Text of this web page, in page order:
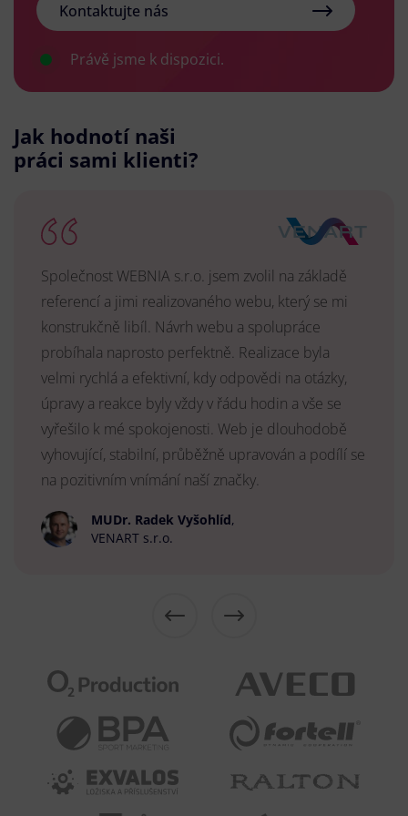
Kontaktujte nás
Právě jsme k dispozici.
Jak hodnotí naši
práci sami klienti?
Společnost WEBNIA s.r.o. jsem zvolil na základě
referencí a jimi realizovaného webu, který se mi
konstrukčně libíl. Návrh webu a spolupráce
probíhala naprosto perfektně. Realizace byla
velmi rychlá a efektivní, kdy odpovědi na otázky,
úpravy a reakce byly vždy v řádu hodin a vše se
vyřešilo k mé spokojenosti. Web je dlouhodobě
vyhovující, stabilní, průběžně upravován a podílí se
na pozitivním vnímání naší značky.
MUDr. Radek Vyšohlíd,
VENART s.r.o.